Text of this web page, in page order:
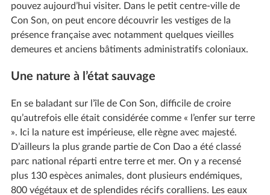
pouvez aujourd’hui visiter. Dans le petit centre-ville de
Con Son, on peut encore découvrir les vestiges de la
présence française avec notamment quelques vieilles
demeures et anciens bâtiments administratifs coloniaux.
Une nature à l’état sauvage
En se baladant sur l’île de Con Son, difficile de croire
qu’autrefois elle était considérée comme « l’enfer sur terre
». Ici la nature est impérieuse, elle règne avec majesté.
D’ailleurs la plus grande partie de Con Dao a été classé
parc national réparti entre terre et mer. On y a recensé
plus 130 espèces animales, dont plusieurs endémiques,
800 végétaux et de splendides récifs coralliens. Les eaux